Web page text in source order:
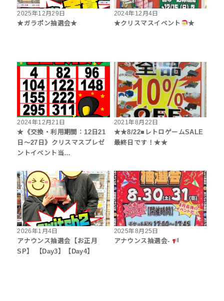
2025年12月29日
★ガラポン抽選会★
2024年12月4日
★クリスマスイベント
★
2024年12月21日
★《交換・利用期間：12日21
日～27日》クリスマスプレゼ
ントイベント当…
2021年8月22日
★★8/22■レトロゲームSALE
最終日です！★★
2026年1月4日
アナウンス抽選会【お正月
SP】 【Day3】【Day4】
2025年8月25日
アナウンス抽選会-